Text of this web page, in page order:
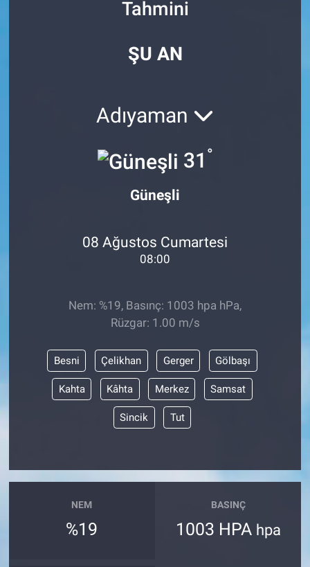
Tahmini
ŞU AN
Adıyaman
31 °
Güneşli
08 Ağustos Cumartesi
08:00
Nem: %19, Basınç: 1003 hpa hPa,
Rüzgar: 1.00 m/s
Besni Çelikhan Gerger Gölbaşı
Kahta Kâhta Merkez Samsat
Sincik Tut
NEM
%19
BASINÇ
1003 HPA hpa
Erişim Bilgileri
Teknoloji